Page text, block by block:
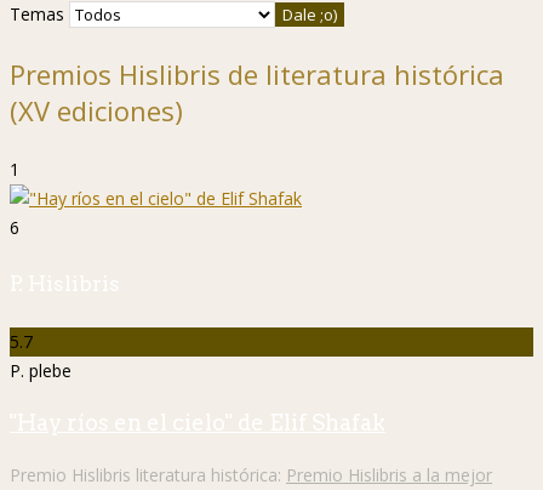
Temas
Premios Hislibris de literatura histórica
(XV ediciones)
1
6
P. Hislibris
5.7
P. plebe
"Hay ríos en el cielo" de Elif Shafak
Premio Hislibris literatura histórica: Premio Hislibris a la mejor